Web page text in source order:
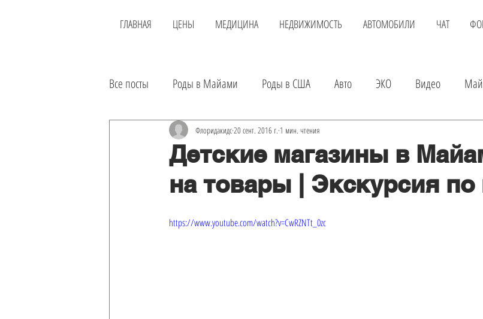
ГЛАВНАЯ ЦЕНЫ МЕДИЦИНА НЕДВИЖИМОСТЬ АВТОМОБИЛИ ЧАТ
Все посты
Роды в Майами Роды в США Авто ЭКО Видео
Районы Доставка Детские магазины
Инвестиции Аренда авто Экскурсии в Майами Шопинг
Экскурсии Лечение в США Онлайн доктор
Детские магазины в
на товары | Экскурсия по
Флоридакидс20 сент. 2016 г. 1 мин. чтения
https://www.youtube.com/watch?v=CwRZNTt_0zc